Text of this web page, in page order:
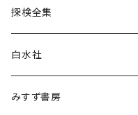
言語・ことば
探検全集
白水社
みすず書房